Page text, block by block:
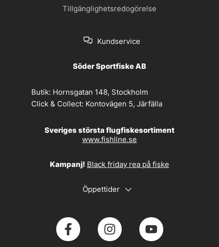
Tillgänglighetsredogörelse
Kundservice
Söder Sportfiske AB
Butik: Hornsgatan 148, Stockholm
Click & Collect: Kontovägen 5, Järfälla
Sveriges största flugfiskesortiment
www.fishline.se
Kampanj! Black friday rea på fiske
Öppettider